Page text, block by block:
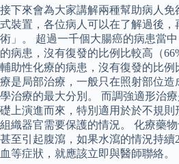
接下來會為大家講解兩種幫助病人免
式裝置，各位病人可以在了解過後
術」。 超過一千個大腸癌的病患當
的病患，沒有復發的比例比較高（
輔助性化療的病患，沒有復發的比例
療是局部治療，一般只在照射部位
學治療的最大分別。 而調強適形治
礎上演進而來，特別適用於於不規
組織器官需要保護的情況。 化療藥物
甚至引起腹瀉，如果水瀉的情況持續
血等症狀，就應該立即與醫師聯絡。